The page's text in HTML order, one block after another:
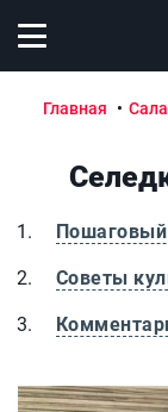
Открыть меню
Главная
Советы
Селедка под